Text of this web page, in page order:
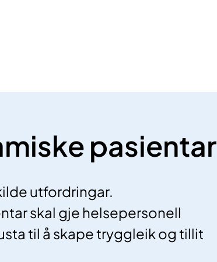
pasientar
utfordringar.
skal gje helsepersonell
til å skape tryggleik og tillit